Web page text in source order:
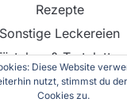
Rezepte
Sonstige Leckereien
& Tartelettes
Torten
Diese Website
nutzt, stimmst du
Cookies zu.